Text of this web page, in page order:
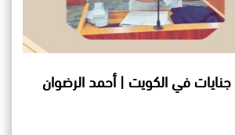
في الكويت | أحمد الرضوان